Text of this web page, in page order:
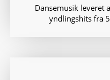
Dansemusik leveret
yndlingshits fra